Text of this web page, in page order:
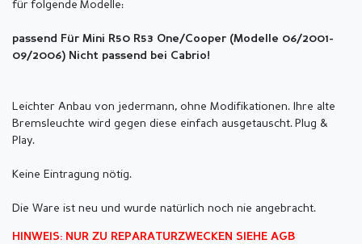
für folgende Modelle:
passend Für Mini R50 R53 One/Cooper (Modelle 06/2001-
09/2006) Nicht passend bei Cabrio!
Leichter Anbau von jedermann, ohne Modifikationen. Ihre alte
Bremsleuchte wird gegen diese einfach ausgetauscht. Plug &
Play.
Keine Eintragung nötig.
Die Ware ist neu und wurde natürlich noch nie angebracht.
HINWEIS: NUR ZU REPARATURZWECKEN SIEHE AGB